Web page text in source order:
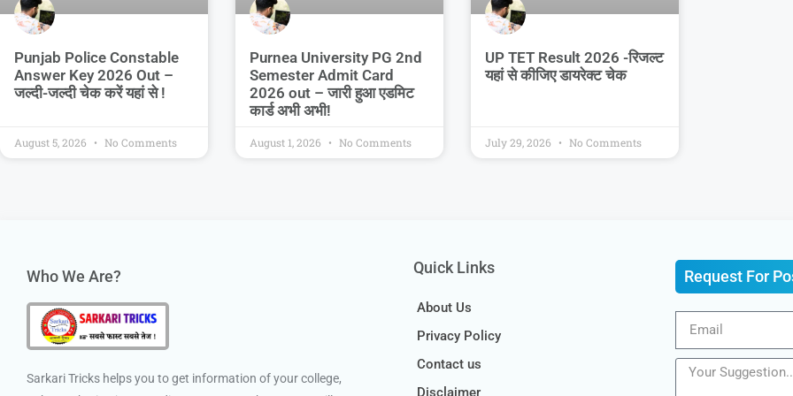
Punjab Police Constable
Answer Key 2026 Out –
जल्दी-जल्दी चेक करें यहां से !
August 5, 2026 No Comments
Purnea University PG 2nd
Semester Admit Card
2026 out – जारी हुआ एडमिट
कार्ड अभी अभी!
August 1, 2026 No Comments
UP TET Result 2026 -रिजल्ट
यहां से कीजिए डायरेक्ट चेक
July 29, 2026 No Comments
Who We Are?
Sarkari Tricks helps you to get information of your college,
Quick Links
About Us
Privacy Policy
Contact us
Disclaimer
Request For